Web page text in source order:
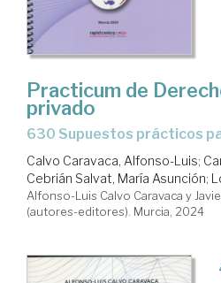
Practicum de
privado
630 Supuestos prácticos
Calvo Caravaca, Alfonso-Luis;
Cebrián Salvat, María Asunción;
Alfonso-Luis Calvo Caravaca y
(autores-editores). Murcia, 2024